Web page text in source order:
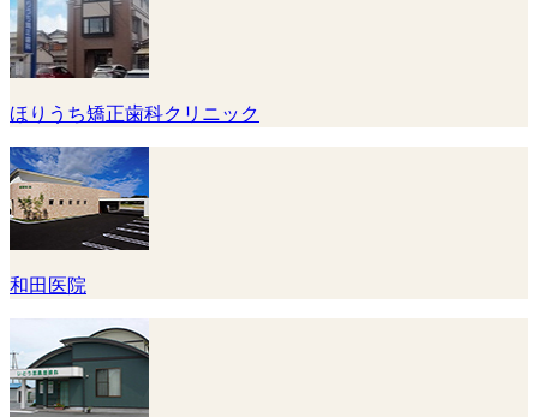
ほりうち矯正歯科クリニック
和田医院